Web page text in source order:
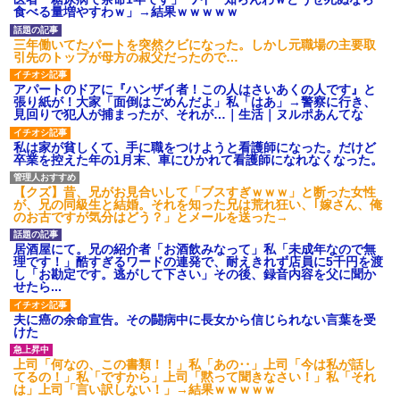
レストランで食事してたらい
きなり後ろから髪を引っ張ら
れ、子供が悪戯してるのかと思
い注意しようと振り向こうとし
たら耳元でハサミの音がした！...
ハードオフに売っていた4万
4000円のフィギュアがヤバすぎ
るｗｗｗｗｗｗ「こんな高い
の？ｗｗ」「逆に超安い」
私「ちょっと、人の家の金庫
触らないでよ！」キチママ『そ
こに金庫があったから、開けて
みようとしただけ☆』義兄「泥
は出てけ！二度と来るな！」結
果・・・
私「初めて飲む味だけどなん
のお茶？」彼「ちっ！」私「」
【GIF】JSのカンチョーワロ
タ
後続車にクラクションを鳴ら
され彼氏が逆切れ。「何クラク
ション鳴らしてんだ！降りてこ
いよ！」と怒鳴りだし...
【衝撃】報酬100万円超の治験
募集がこちらｗｗｗｗｗ(※画像
あり)
【ネット騒然】惨殺されたタ
ワマン頂き女子のこの動画、す
コレｗｗｗｗｗ
るのはまあ見かけるが持ち帰り
はなしでしょう、、、
みたよ
食べる量増やすわｗ」→結果ｗｗｗｗｗ
三年働いてたパートを突然クビになった。しかし元職場の主要取
引先のトップが母方の叔父だったので…
アパートのドアに『ハンザイ者！この人はさいあくの人です』と
張り紙が！大家「面倒はごめんだよ」私「はあ」→警察に行き、
見回りで犯人が捕まったが、それが…｜生活｜ヌルポあんてな
私は家が貧しくて、手に職をつけようと看護師になった。だけど
卒業を控えた年の1月末、車にひかれて看護師になれなくなった。
【クズ】昔、兄がお見合いして「ブスすぎｗｗｗ」と断った女性
が、兄の同級生と結婚。それを知った兄は荒れ狂い、｢嫁さん、俺
のお古ですが気分はどう？」とメールを送った→
居酒屋にて。兄の紹介者「お酒飲みなって」私「未成年なので無
理です！」酷すぎるワードの連発で、耐えきれず店員に5千円を渡
し「お勘定です。逃がして下さい」その後、録音内容を父に聞か
せたら...
夫に癌の余命宣告。その闘病中に長女から信じられない言葉を受
けた
上司「何なの、この書類！！」私「あの‥」上司「今は私が話し
てるの！」私「ですから」上司「黙って聞きなさい！」私「それ
は」上司「言い訳しない！」→結果ｗｗｗｗｗ